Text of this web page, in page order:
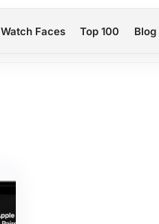
Watch Faces Top 100 Blog